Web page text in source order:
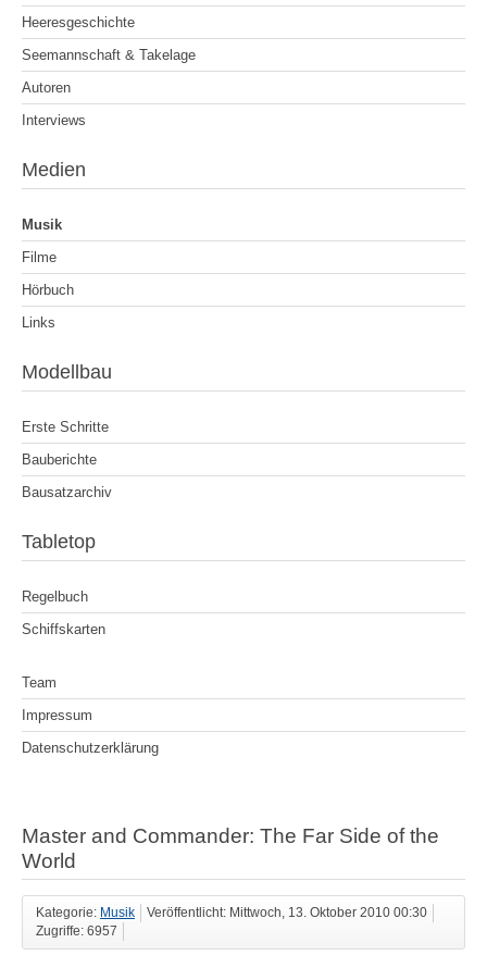
Heeresgeschichte
Seemannschaft & Takelage
Autoren
Interviews
Medien
Musik
Filme
Hörbuch
Links
Modellbau
Erste Schritte
Bauberichte
Bausatzarchiv
Tabletop
Regelbuch
Schiffskarten
Team
Impressum
Datenschutzerklärung
Master and Commander: The Far Side of the
World
Kategorie: Musik
Veröffentlicht: Mittwoch, 13. Oktober 2010 00:30
Zugriffe: 6957